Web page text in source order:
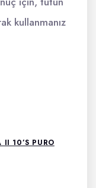
kullanmanız
II 10’S PURO